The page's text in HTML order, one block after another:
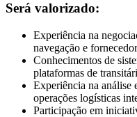
Será valorizado:
Experiência na
navegação e
Conhecimentos de
plataformas de
Experiência na análise
operações logísticas
Participação em